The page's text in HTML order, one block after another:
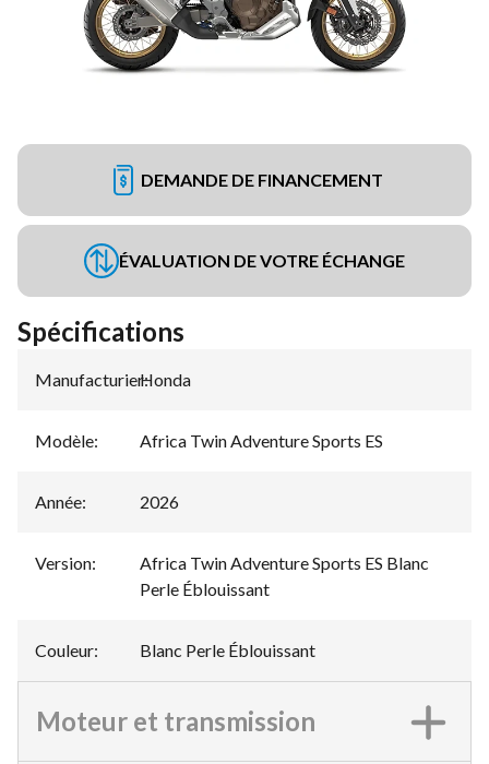
DEMANDE DE FINANCEMENT
ÉVALUATION DE VOTRE ÉCHANGE
Spécifications
Manufacturier:
Honda
Modèle: Africa Twin Adventure Sports ES
Année: 2026
Version:
Africa Twin Adventure Sports ES Blanc
Perle Éblouissant
Couleur: Blanc Perle Éblouissant
Moteur et transmission